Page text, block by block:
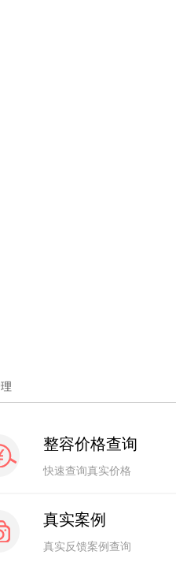
整容价格查询
快速查询真实价格
真实案例
真实反馈案例查询